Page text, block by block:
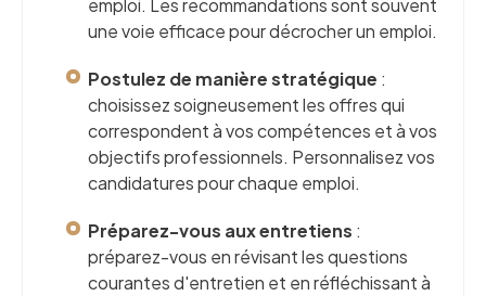
emploi. Les recommandations sont souvent
une voie efficace pour décrocher un emploi.
Postulez de manière stratégique :
choisissez soigneusement les offres qui
correspondent à vos compétences et à vos
objectifs professionnels. Personnalisez vos
candidatures pour chaque emploi.
Préparez-vous aux entretiens :
préparez-vous en révisant les questions
courantes d'entretien et en réfléchissant à